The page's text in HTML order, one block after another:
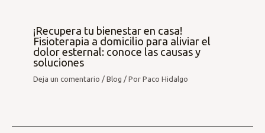
¡Recupera tu bienestar en casa!
Fisioterapia a domicilio para aliviar el
dolor esternal: conoce las causas y
soluciones
Deja un comentario /Blog / PorPaco Hidalgo